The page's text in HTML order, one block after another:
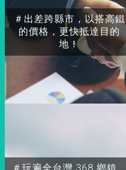
＃出差跨縣市，以搭高鐵
的價格，更快抵達目的
地！